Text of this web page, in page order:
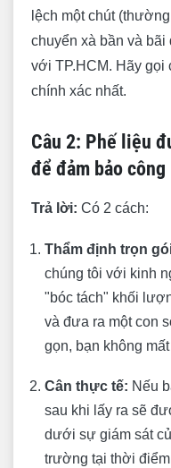
lệch một chút
chuyển xà bần và
với TP.HCM. Hãy gọi
chính xác nhất.
Câu 2: Phế liệu
để đảm bảo công
Trả lời: Có 2 cách:
Thẩm định trọn
chúng tôi với kinh
"bóc tách" khối
và đưa ra một con
gọn, bạn không
Cân thực tế: Nếu
sau khi lấy ra sẽ
dưới sự giám sát
trường tại thời điểm